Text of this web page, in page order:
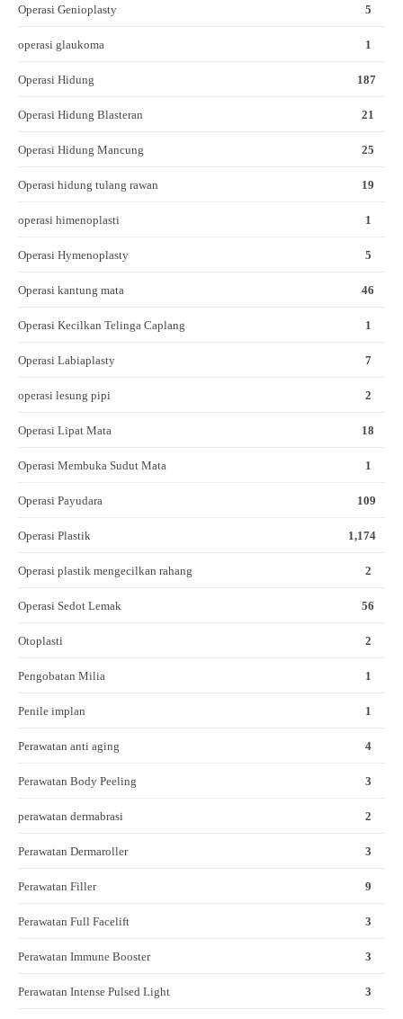
Operasi Genioplasty 5
operasi glaukoma 1
Operasi Hidung 187
Operasi Hidung Blasteran 21
Operasi Hidung Mancung 25
Operasi hidung tulang rawan 19
operasi himenoplasti 1
Operasi Hymenoplasty 5
Operasi kantung mata 46
Operasi Kecilkan Telinga Caplang 1
Operasi Labiaplasty 7
operasi lesung pipi 2
Operasi Lipat Mata 18
Operasi Membuka Sudut Mata 1
Operasi Payudara 109
Operasi Plastik 1,174
Operasi plastik mengecilkan rahang 2
Operasi Sedot Lemak 56
Otoplasti 2
Pengobatan Milia 1
Penile implan 1
Perawatan anti aging 4
Perawatan Body Peeling 3
perawatan dermabrasi 2
Perawatan Dermaroller 3
Perawatan Filler 9
Perawatan Full Facelift 3
Perawatan Immune Booster 3
Perawatan Intense Pulsed Light 3